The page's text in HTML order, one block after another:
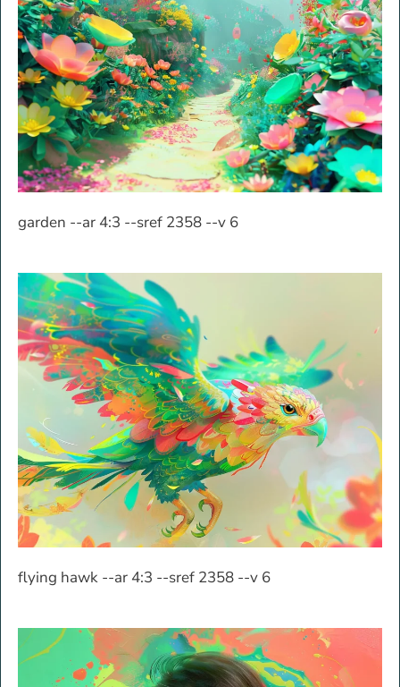
garden --ar 4:3 --sref 2358 --v 6
flying hawk --ar 4:3 --sref 2358 --v 6